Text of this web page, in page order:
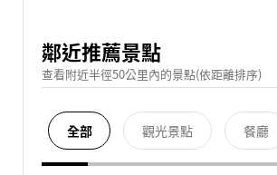
鄰近推薦景點
查看附近半徑50公里內的景點(依距離排序)
全部 觀光景點 餐廳